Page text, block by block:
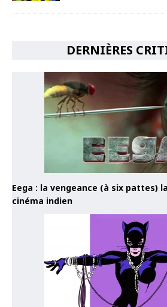
DERNIÈRES
Eega : la vengeance (à six pattes)
cinéma indien